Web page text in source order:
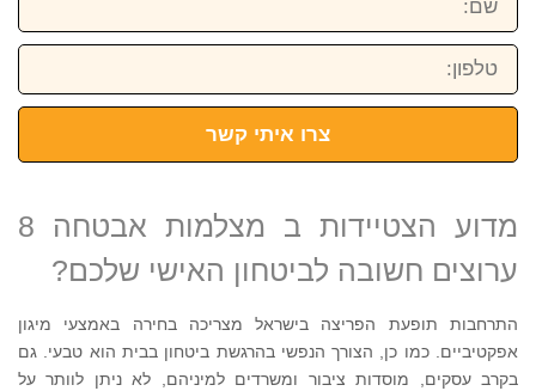
טלפון:
צרו איתי קשר
מדוע הצטיידות ב מצלמות אבטחה 8
ערוצים חשובה לביטחון האישי שלכם?
התרחבות תופעת הפריצה בישראל מצריכה בחירה באמצעי מיגון
אפקטיביים. כמו כן, הצורך הנפשי בהרגשת ביטחון בבית הוא טבעי. גם
בקרב עסקים, מוסדות ציבור ומשרדים למיניהם, לא ניתן לוותר על